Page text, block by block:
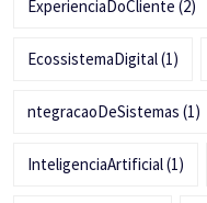
ExperienciaDoCliente (2)
EcossistemaDigital(1)
ntegracaoDeSistemas (1)
InteligenciaArtificial(1)